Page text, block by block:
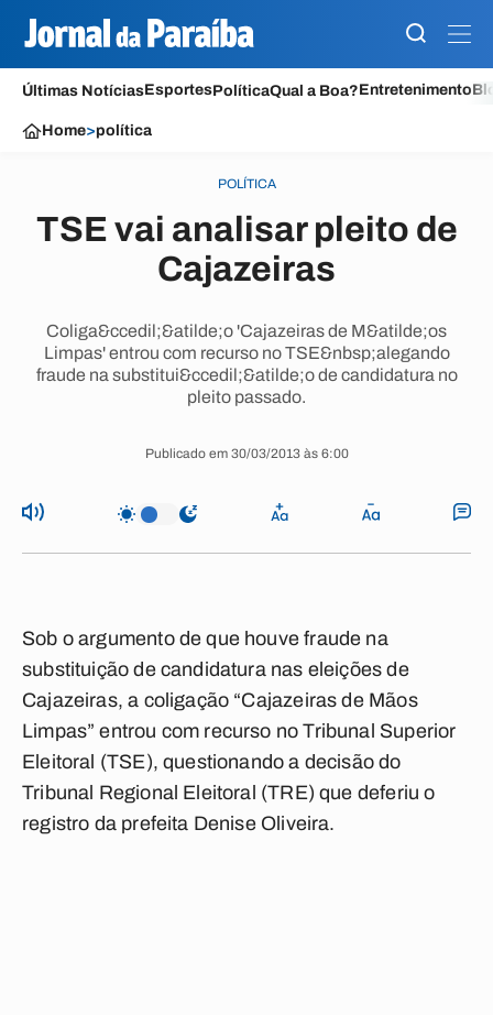
Últimas NotíciasEsportesPolíticaQual a Boa?Entretenimento
Home>política
POLÍTICA
TSE vai analisar pleito de
Cajazeiras
Coliga&ccedil;&atilde;o 'Cajazeiras de M&atilde;os
Limpas' entrou com recurso no TSE&nbsp;alegando
fraude na substitui&ccedil;&atilde;o de candidatura no
pleito passado.
Publicado em 30/03/2013 às 6:00
Sob o argumento de que houve fraude na
substituição de candidatura nas eleições de
Cajazeiras, a coligação “Cajazeiras de Mãos
Limpas” entrou com recurso no Tribunal Superior
Eleitoral (TSE), questionando a decisão do
Tribunal Regional Eleitoral (TRE) que deferiu o
registro da prefeita Denise Oliveira.